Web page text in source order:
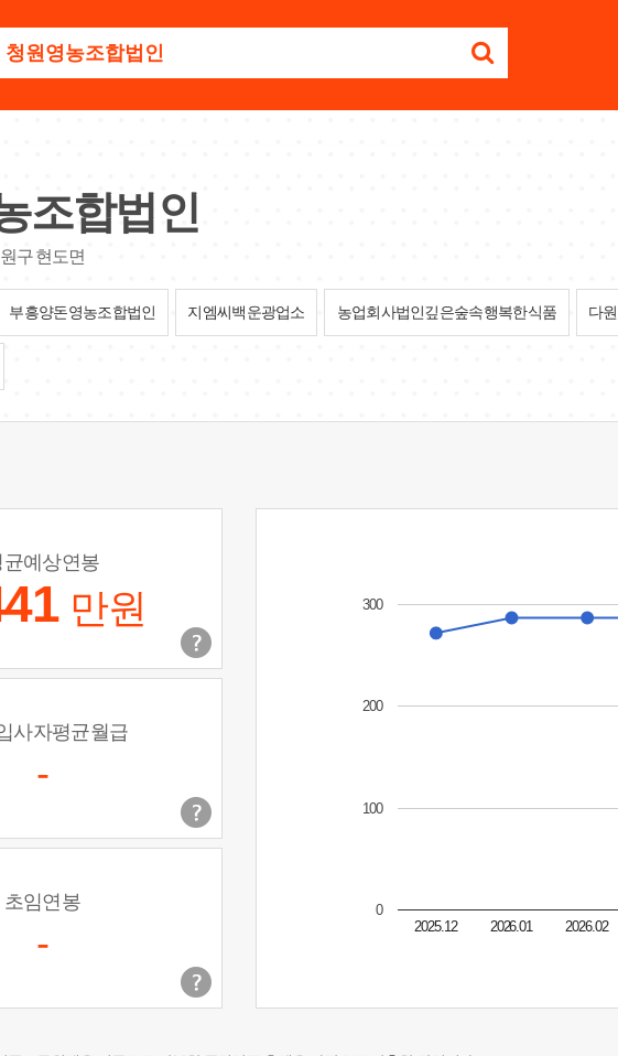
조합법인
구 현도면
부흥양돈영농조합법인 지엠씨백운광업소 농업회사법인깊은숲속행복한식품 다원
균예상연봉
만원
사자평균월급
-
초임연봉
- 2025.12 2026.01 2026.02
0
100
200
300